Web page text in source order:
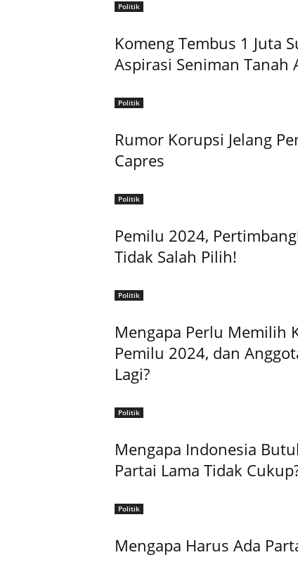
Politik
Komeng Tembus 1 Juta
Aspirasi Seniman Tanah
Politik
Rumor Korupsi Jelang
Capres
Politik
Pemilu 2024,
Tidak Salah Pilih!
Politik
Mengapa Perlu Memilih
Pemilu 2024, dan
Lagi?
Politik
Mengapa Indonesia
Partai Lama Tidak
Politik
Mengapa Harus Ada